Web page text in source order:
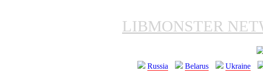
LIBMONSTER
Russia
Belarus Ukraine